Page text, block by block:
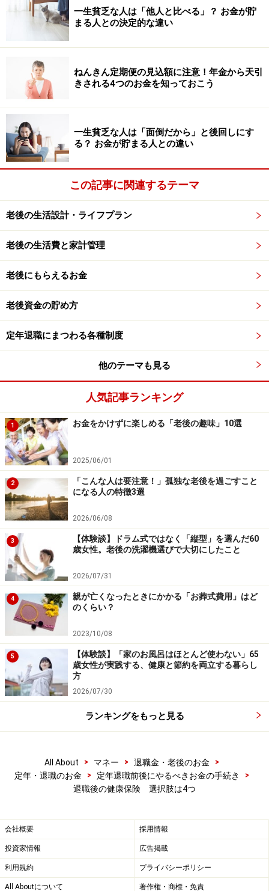
は年収180万円未満）、且つ被保険者の年収の1/2以
下であること
被保険者と別居の場合は、被扶養者の年収が130万
円未満（60歳以上又は障害厚生年金が受給できる人
は年収180万円未満）、且つ被保険者の援助（仕送
り）と同等あるいは少ないこと
失業給付を受給している間は「働く意思がある＝扶養し
てもらうつもりはない」とみなされ、被扶養者にはなれ
ません。健康保険組合によっては他にも加入条件を設定
していることがありますので、事前に被扶養者の条件を
確認する必要があります。
組合（政府）管掌健康保険の任意継続被保
険者になる
一定の要件を満たす退職者は、勤務していた会社の健康
保険に退職後2年間継続加入することができます。加入
条件や手続き等は次の通りです。
届出期限 ： 退職日の翌日から20日以内（必着）
届出先 ： 加入していた健康保険組合あるいは全
国健康保険協会の都道府県支部
必要書類 ： 健康保険任意継続被保険者資格取得
養者届、課税証明書か非課税証明書）
保険料 ： 「退職時の標準報酬月額あるいは健
康保険組合の平均標準報酬月額のどちらか低いほう×
保険料率」で算出する（例：平成23年度の全国健康
保険協会の任意継続被保険の保険料（含む介護保険
料）は30,772円／月）
加入期間 ： 2年
会社員時代は健康・介護保険料の1/2を会社が負担しま
すが、任意継続被保険者は全額自己負担します。だから
といって必ずしも保険料が定年退職時の倍になるという
わけではありません（前述の保険料を参照）。事前に健
康保険を担当する部署で任継続被保険者の保険料を確認
することをお勧めします。
特例退職者医療制度の被保険者と国民健康保険の被保険
※記事内容は執筆時点のものです。最新の内容をご確認くださ
い。
本記事の内容は一般的な情報提供を目的としており、特定の金融
行ってください。
掲載情報の正確性・完全性については十分に配慮しております
が、その内容を保証するものではなく、これに基づく損失・損害
最新の情報や詳細については、必ず各金融機関やサービス提供者
の公式情報をご確認ください。
一生貧乏な人は「他人と比べる」？ お金が貯
まる人との決定的な違い
ねんきん定期便の見込額に注意！年金から天引
きされる4つのお金を知っておこう
一生貧乏な人は「面倒だから」と後回しにす
る？ お金が貯まる人との違い
この記事に関連するテーマ
老後の生活設計・ライフプラン
老後の生活費と家計管理
老後にもらえるお金
老後資金の貯め方
定年退職にまつわる各種制度
他のテーマも見る
人気記事ランキング
1 お金をかけずに楽しめる「老後の趣味」10選
2025/06/01
2
「こんな人は要注意！」孤独な老後を過ごすこと
になる人の特徴3選
2026/06/08
3
【体験談】ドラム式ではなく「縦型」を選んだ60
歳女性。老後の洗濯機選びで大切にしたこと
2026/07/31
4
親が亡くなったときにかかる「お葬式費用」はど
のくらい？
2023/10/08
5
【体験談】「家のお風呂はほとんど使わない」65
歳女性が実践する、健康と節約を両立する暮らし
方
2026/07/30
ランキングをもっと見る
All About > マネー > 退職金・老後のお金
>
定年・退職のお金
> 定年退職前後にやるべきお金の手続き
>
退職後の健康保険 選択肢は4つ
会社概要 採用情報
投資家情報 広告掲載
利用規約 プライバシーポリシー
All Aboutについて 著作権・商標・免責